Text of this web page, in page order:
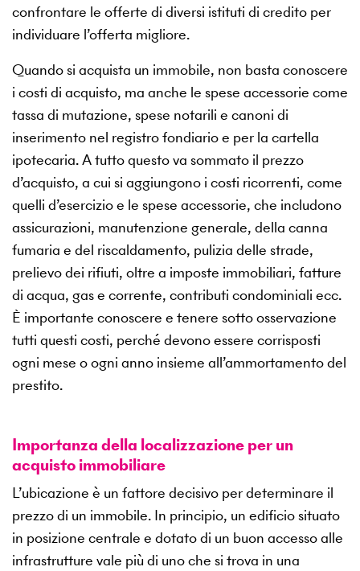
confrontare le offerte di diversi istituti di credito per
individuare l’offerta migliore.
Quando si acquista un immobile, non basta conoscere
i costi di acquisto, ma anche le spese accessorie come
tassa di mutazione, spese notarili e canoni di
inserimento nel registro fondiario e per la cartella
ipotecaria. A tutto questo va sommato il prezzo
d’acquisto, a cui si aggiungono i costi ricorrenti, come
quelli d’esercizio e le spese accessorie, che includono
assicurazioni, manutenzione generale, della canna
fumaria e del riscaldamento, pulizia delle strade,
prelievo dei rifiuti, oltre a imposte immobiliari, fatture
di acqua, gas e corrente, contributi condominiali ecc.
È importante conoscere e tenere sotto osservazione
tutti questi costi, perché devono essere corrisposti
ogni mese o ogni anno insieme all’ammortamento del
prestito.
Importanza della localizzazione per un
acquisto immobiliare
L’ubicazione è un fattore decisivo per determinare il
prezzo di un immobile. In principio, un edificio situato
in posizione centrale e dotato di un buon accesso alle
infrastrutture vale più di uno che si trova in una